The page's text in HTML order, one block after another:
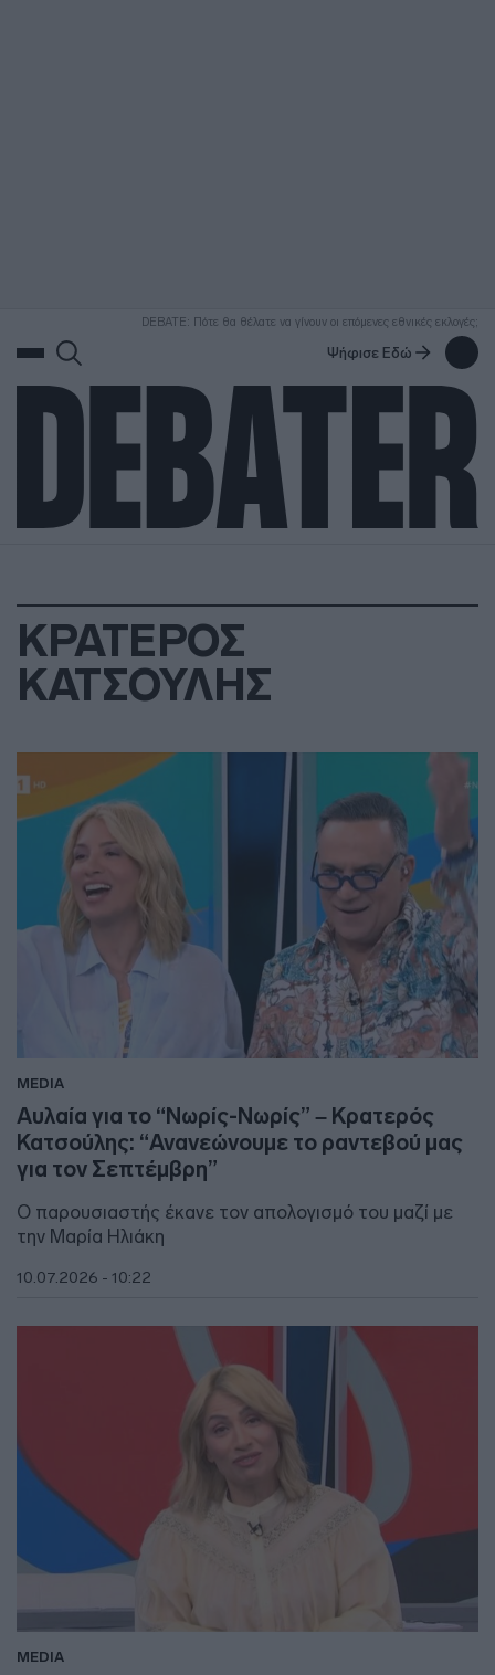
DEBATE: Πότε θα θέλατε να γίνουν οι επόμενες εθνικές εκλογές;
Ψήφισε Εδώ
ΚΡΑΤΕΡΟΣ
ΚΑΤΣΟΥΛΗΣ
MEDIA
Αυλαία για το “Νωρίς-Νωρίς” – Κρατερός
Κατσούλης: “Ανανεώνουμε το ραντεβού μας
για τον Σεπτέμβρη”
Ο παρουσιαστής έκανε τον απολογισμό του μαζί με
την Μαρία Ηλιάκη
10.07.2026 - 10:22
MEDIA